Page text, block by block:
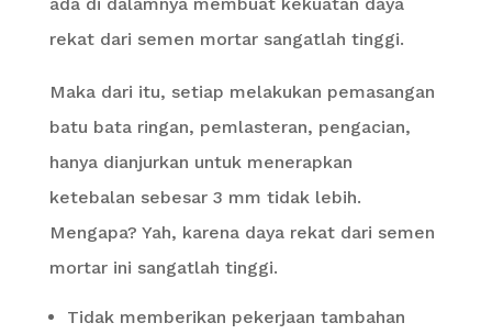
rekat dari semen mortar sangatlah tinggi.
Maka dari itu, setiap melakukan pemasangan
batu bata ringan, pemlasteran, pengacian,
hanya dianjurkan untuk menerapkan
ketebalan sebesar 3 mm tidak lebih.
Mengapa? Yah, karena daya rekat dari semen
mortar ini sangatlah tinggi.
Tidak memberikan pekerjaan tambahan